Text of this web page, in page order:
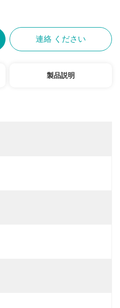
連絡 ください
製品説明